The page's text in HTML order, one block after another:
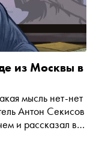
из Москвы в
мысль нет-нет
Антон Секисов
и рассказал в